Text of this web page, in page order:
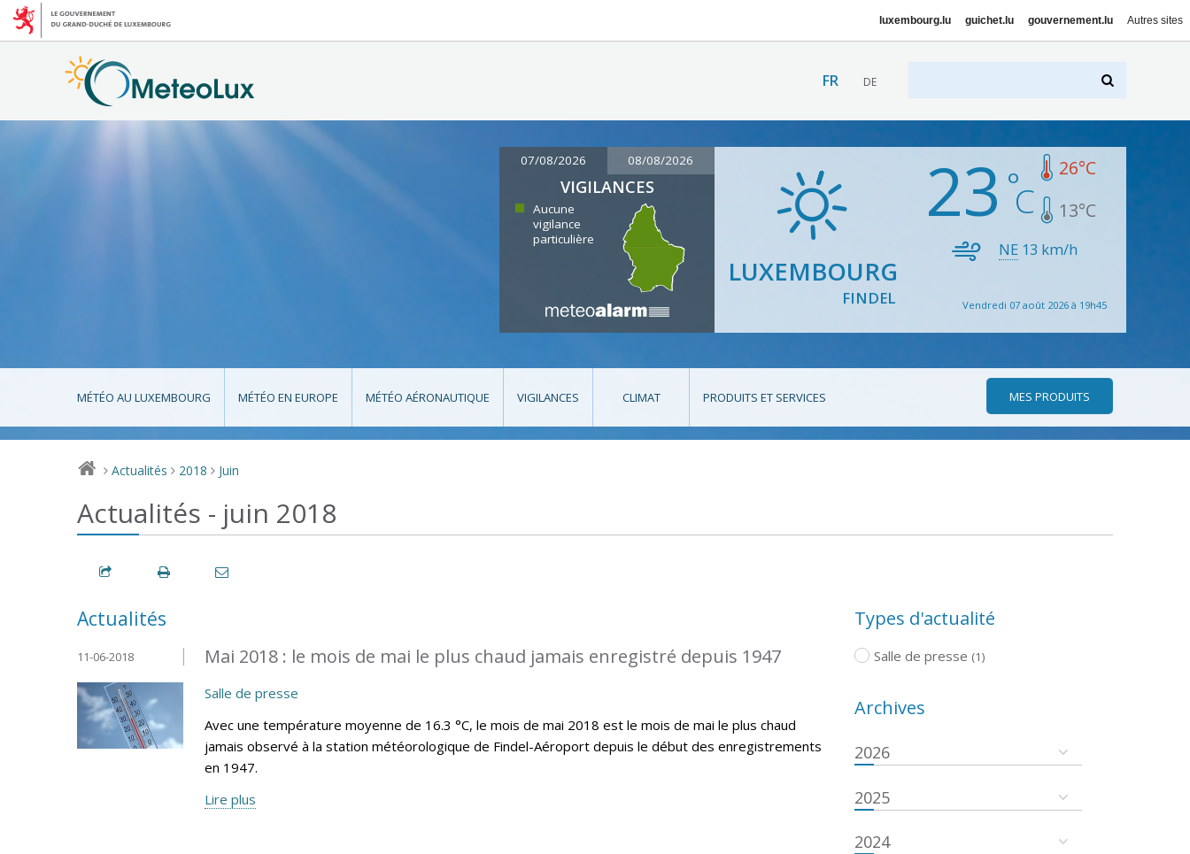
luxembourg.lu guichet.lu gouvernement.lu Autres sites
FR DE
07/08/2026 08/08/2026
VIGILANCES
Aucune
vigilance
particulière
LUXEMBOURG
FINDEL
23 26°C
13°C
NE 13 km/h
Vendredi 07 août 2026 à 19h45
MÉTÉO AU LUXEMBOURG MÉTÉO EN EUROPE MÉTÉO AÉRONAUTIQUE VIGILANCES CLIMAT PRODUITS ET SERVICES MES PRODUITS
> Actualités > 2018 > Juin
Actualités - juin 2018
Actualités
Mai 2018 : le mois de mai le plus chaud jamais enregistré depuis 1947
11-06-2018
Salle de presse
Avec une température moyenne de 16.3 °C, le mois de mai 2018 est le mois de mai le plus chaud
jamais observé à la station météorologique de Findel-Aéroport depuis le début des enregistrements
en 1947.
Lire plus
Types d'actualité
Salle de presse (1)
Archives
2026
2025
2024